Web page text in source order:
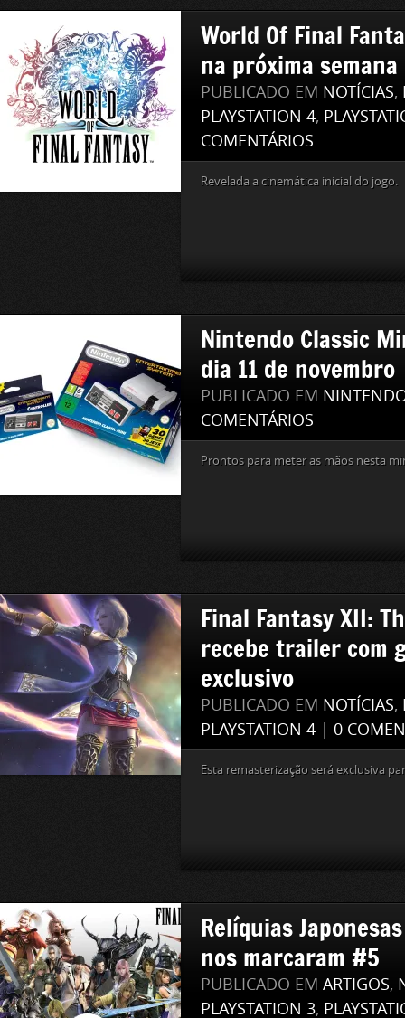
World Of Final
na próxima semana
PUBLICADO EM NOTÍCIAS,
PLAYSTATION 4,
COMENTÁRIOS
Revelada a cinemática inicial do jogo.
Nintendo Classic
dia 11 de novembro
PUBLICADO EM
COMENTÁRIOS
Prontos para meter as mãos nesta
Final Fantasy XII:
recebe trailer com
exclusivo
PUBLICADO EM NOTÍCIAS,
PLAYSTATION 4
0
Esta remasterização será exclusiva
Relíquias
nos marcaram #5
PUBLICADO EM ARTIGOS,
PLAYSTATION 3,